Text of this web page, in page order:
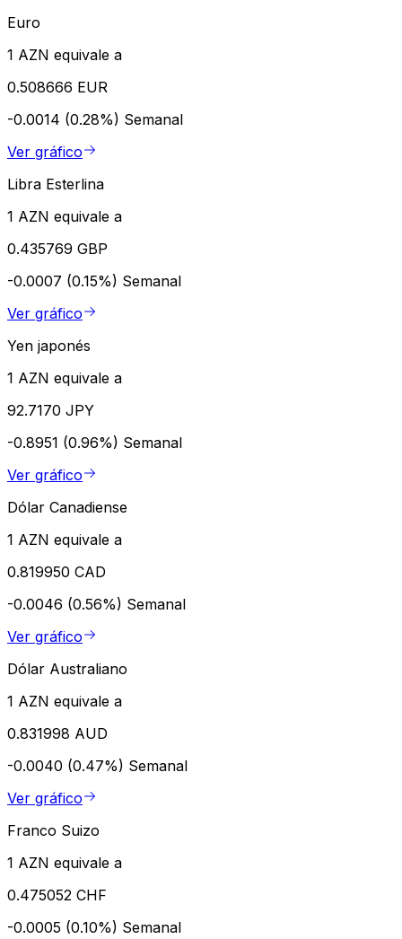
Euro
1 AZN equivale a
0.508666 EUR
-0.0014 (0.28%) Semanal
Ver gráfico
Libra Esterlina
1 AZN equivale a
0.435769 GBP
-0.0007 (0.15%) Semanal
Ver gráfico
Yen japonés
1 AZN equivale a
92.7170 JPY
-0.8951 (0.96%) Semanal
Ver gráfico
Dólar Canadiense
1 AZN equivale a
0.819950 CAD
-0.0046 (0.56%) Semanal
Ver gráfico
Dólar Australiano
1 AZN equivale a
0.831998 AUD
-0.0040 (0.47%) Semanal
Ver gráfico
Franco Suizo
1 AZN equivale a
0.475052 CHF
-0.0005 (0.10%) Semanal